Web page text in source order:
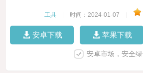
工具 时间：2024-01-07
安卓下载 苹果下载
安卓市场，安全